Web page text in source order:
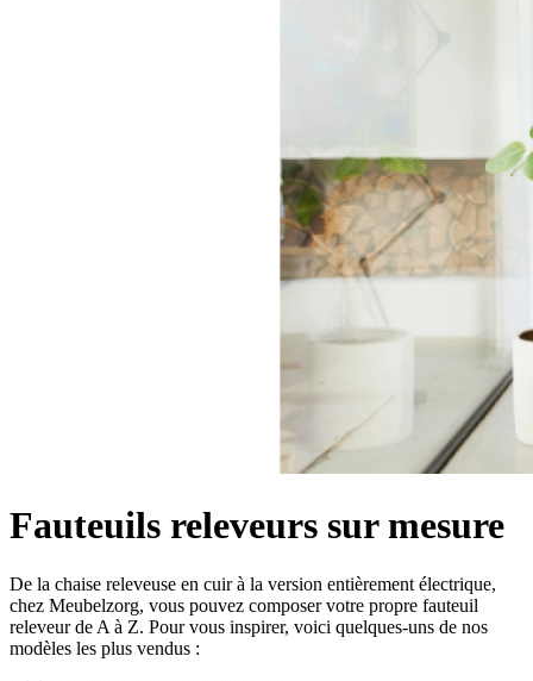
Fauteuils releveurs sur mesure
De la chaise releveuse en cuir à la version entièrement électrique,
chez Meubelzorg, vous pouvez composer votre propre fauteuil
releveur de A à Z. Pour vous inspirer, voici quelques-uns de nos
modèles les plus vendus :